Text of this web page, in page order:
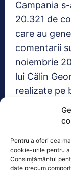
Pentru a oferi cea
cookie-urile pentru
Consimțământul
date precum
Campania
20.321 de
care au
comentarii
noiembrie
lui Călin
realizate pe
având
utilizate 15
provin din